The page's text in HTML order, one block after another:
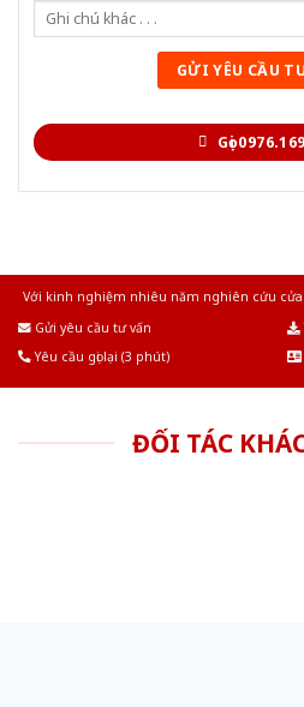
Gọi
Với kinh nghiệm nhiêu năm nghiên cứu
Gửi yêu cầu tư vấn
Yêu cầu gọi lại (3 phút)
ĐỐI TÁC